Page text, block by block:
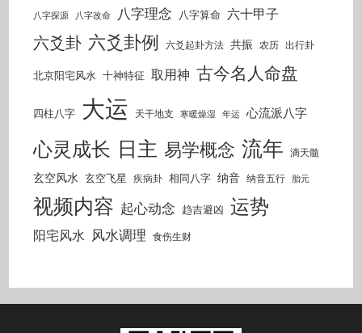
八字探源 八字改命 八字理念 八字算命 六十甲子
六爻卦 六爻卦例 六爻起卦方法 共振 农历 出行卦
北京阳宅风水 十神特征 取用神 古今名人命盘
四柱八字 大运 天干地支 寒暖燥湿 年运 心流派八字
心灵成长 日主 易学概念 流年 滴天髓
玄空风水 玄空飞星 疾病卦 相同八字 纳音 纳音五行 胎元
视频内容 起心动念 趋吉避凶 运势
阳宅风水 风水调理 食伤生财